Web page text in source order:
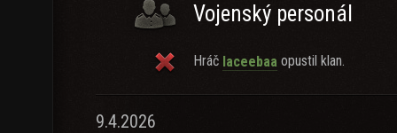
Vojenský personál
Hráč laceebaa opustil klan.
9.4.2026